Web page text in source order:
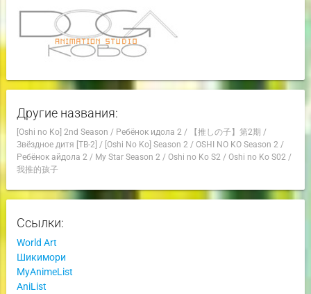
Другие названия:
[Oshi no Ko] 2nd Season / Ребёнок идола 2 / 【推しの子】第2期 /
Звёздное дитя [ТВ-2] / [Oshi No Ko] Season 2 / OSHI NO KO Season 2 /
Ребёнок айдола 2 / My Star Season 2 / Oshi no Ko S2 / Oshi no Ko S02 /
我推的孩子
Ссылки:
World Art
Шикимори
MyAnimeList
AniList